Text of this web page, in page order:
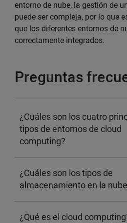
entorno de nube, la gestión de
puede ser compleja, por lo que
que los diferentes entornos de
correctamente integrados.
Preguntas
¿Cuáles son los cuatro
tipos de entornos de cloud
computing?
¿Cuáles son los tipos de
almacenamiento en la
¿Qué es el cloud